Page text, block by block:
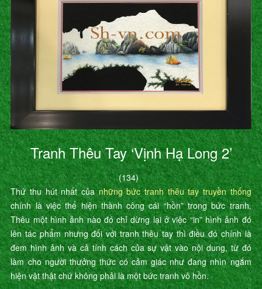
Tranh Thêu Tay ‘Vịnh Hạ Long 2’
(134)
Thứ thu hút nhất củanhững bức tranh thêu tay truyền thống
chính là việc thể hiện thành công cái “hồn” trong bức tranh.
Thêu một hình ảnh nào đó chỉ dừng lại ở việc “in” hình ảnh đó
lên tác phẩm nhưng đối với tranh thêu tay thì điều đó chính là
đem hình ảnh và cả tính cách của sự vật vào nội dung, từ đó
làm cho người thưởng thức có cảm giác như đang nhìn ngắm
hiện vật thật chứ không phải là một bức tranh vô hồn.